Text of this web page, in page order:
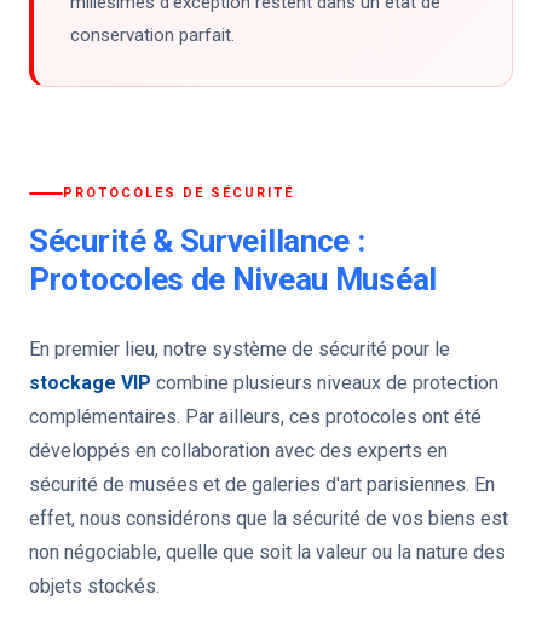
conservation parfait.
PROTOCOLES DE SÉCURITÉ
Sécurité & Surveillance :
Protocoles de Niveau Muséal
En premier lieu, notre système de sécurité pour le
stockage VIP combine plusieurs niveaux de protection
complémentaires. Par ailleurs, ces protocoles ont été
développés en collaboration avec des experts en
sécurité de musées et de galeries d'art parisiennes. En
effet, nous considérons que la sécurité de vos biens est
non négociable, quelle que soit la valeur ou la nature des
objets stockés.